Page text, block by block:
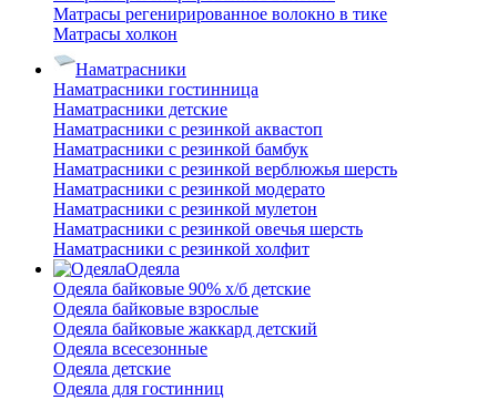
Матрасы регенирированное волокно в тике
Матрасы холкон
Наматрасники
Наматрасники гостинница
Наматрасники детские
Наматрасники с резинкой аквастоп
Наматрасники с резинкой бамбук
Наматрасники с резинкой верблюжья шерсть
Наматрасники с резинкой модерато
Наматрасники с резинкой мулетон
Наматрасники с резинкой овечья шерсть
Наматрасники с резинкой холфит
Одеяла
Одеяла байковые 90% х/б детские
Одеяла байковые взрослые
Одеяла байковые жаккард детский
Одеяла всесезонные
Одеяла детские
Одеяла для гостинниц